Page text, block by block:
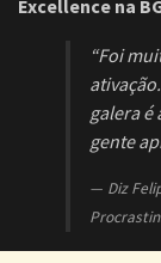
Excellence na
“Foi
galera é
gente
Diz